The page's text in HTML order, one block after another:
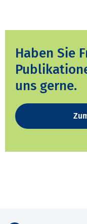
Haben Sie
uns gerne.